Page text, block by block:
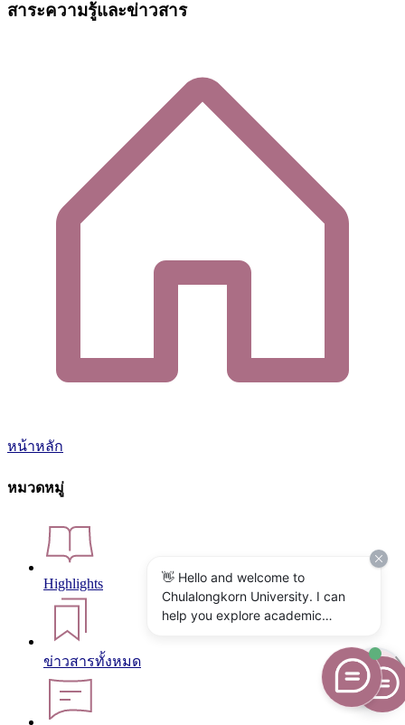
สาระความรู้และข่าวสาร
หน้าหลัก
หมวดหมู่
Highlights
ข่าวสารทั้งหมด
👋 Hello and welcome to
Chulalongkorn University. I can
help you explore academic